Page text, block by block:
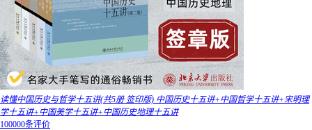
读懂中国历史与哲学十五讲(共5册 签印版) 中国历史十五讲+中国哲学十五讲+宋明理
学十五讲+中国美学十五讲+中国历史地理十五讲
100000条评价